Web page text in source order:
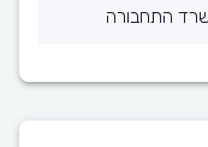
התחבורה